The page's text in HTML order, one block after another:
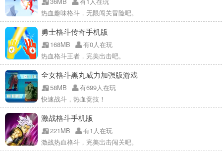
热血趣味格斗，无限闯关冒险吧。
勇士格斗传奇手机版
168MB
有0人在玩
热血格斗王者，完美出击吧。
全女格斗黑丸威力加强版游戏
58MB
有699人在玩
快速战斗，热血竞技！
激战格斗手机版
221MB
有1人在玩
激战热血格斗，完美出击闯关吧。